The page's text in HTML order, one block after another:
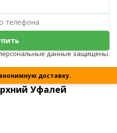
Уфалей
данные защищены.
доставку.